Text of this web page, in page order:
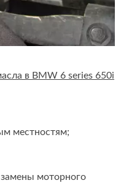
в BMW 6 series 650i
местностям;
моторного